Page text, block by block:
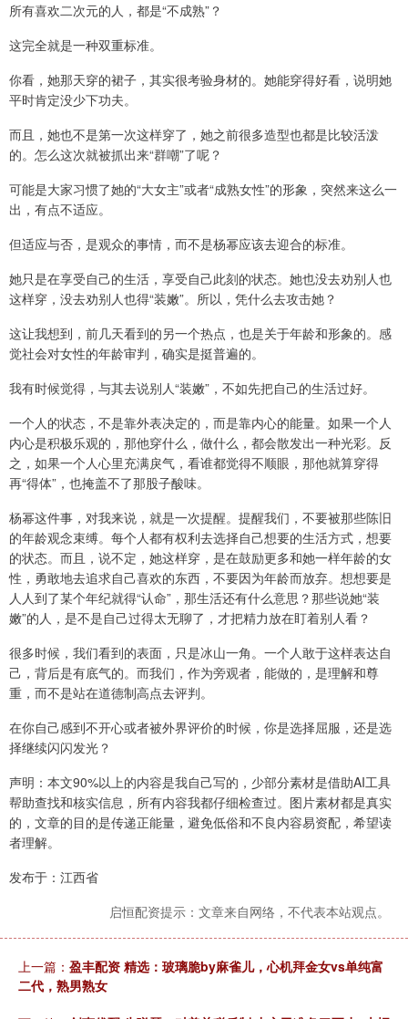
所有喜欢二次元的人，都是“不成熟”？
这完全就是一种双重标准。
你看，她那天穿的裙子，其实很考验身材的。她能穿得好看，说明她
平时肯定没少下功夫。
而且，她也不是第一次这样穿了，她之前很多造型也都是比较活泼
的。怎么这次就被抓出来“群嘲”了呢？
可能是大家习惯了她的“大女主”或者“成熟女性”的形象，突然来这么一
出，有点不适应。
但适应与否，是观众的事情，而不是杨幂应该去迎合的标准。
她只是在享受自己的生活，享受自己此刻的状态。她也没去劝别人也
这样穿，没去劝别人也得“装嫩”。所以，凭什么去攻击她？
这让我想到，前几天看到的另一个热点，也是关于年龄和形象的。感
觉社会对女性的年龄审判，确实是挺普遍的。
我有时候觉得，与其去说别人“装嫩”，不如先把自己的生活过好。
一个人的状态，不是靠外表决定的，而是靠内心的能量。如果一个人
内心是积极乐观的，那他穿什么，做什么，都会散发出一种光彩。反
之，如果一个人心里充满戾气，看谁都觉得不顺眼，那他就算穿得
再“得体”，也掩盖不了那股子酸味。
杨幂这件事，对我来说，就是一次提醒。提醒我们，不要被那些陈旧
的年龄观念束缚。每个人都有权利去选择自己想要的生活方式，想要
的状态。而且，说不定，她这样穿，是在鼓励更多和她一样年龄的女
性，勇敢地去追求自己喜欢的东西，不要因为年龄而放弃。想想要是
人人到了某个年纪就得“认命”，那生活还有什么意思？那些说她“装
嫩”的人，是不是自己过得太无聊了，才把精力放在盯着别人看？
很多时候，我们看到的表面，只是冰山一角。一个人敢于这样表达自
己，背后是有底气的。而我们，作为旁观者，能做的，是理解和尊
重，而不是站在道德制高点去评判。
在你自己感到不开心或者被外界评价的时候，你是选择屈服，还是选
择继续闪闪发光？
声明：本文90%以上的内容是我自己写的，少部分素材是借助AI工具
帮助查找和核实信息，所有内容我都仔细检查过。图片素材都是真实
的，文章的目的是传递正能量，避免低俗和不良内容易资配，希望读
者理解。
发布于：江西省
启恒配资提示：文章来自网络，不代表本站观点。
上一篇： 盈丰配资 精选：玻璃脆by麻雀儿，心机拜金女vs单纯富
二代，熟男熟女